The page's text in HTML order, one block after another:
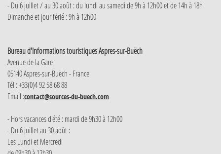
- Du 6 juillet / au 30 août : du lundi au samedi de 9h à 12h00 et de 14h à 18h
Dimanche et jour férié : 9h à 12h00
Bureau d'Informations touristiques Aspres-sur-Buëch
Avenue de la Gare
05140 Aspres-sur-Buëch - France
Tél : +33(0)4 92 58 68 88
Email :contact@sources-du-buech.com
- Hors vacances d'été : mardi de 9h30 à 12h00
- Du 6 juillet au 30 août :
Les Lundi et Mercredi